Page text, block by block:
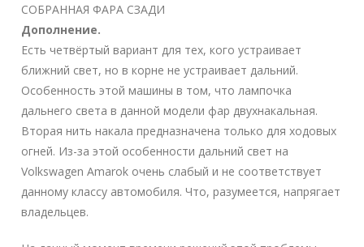
СОБРАННАЯ ФАРА СЗАДИ
Дополнение.
Есть четвёртый вариант для тех, кого устраивает
ближний свет, но в корне не устраивает дальний.
Особенность этой машины в том, что лампочка
дальнего света в данной модели фар двухнакальная.
Вторая нить накала предназначена только для ходовых
огней. Из-за этой особенности дальний свет на
Volkswagen Amarok очень слабый и не соответствует
данному классу автомобиля. Что, разумеется, напрягает
владельцев.